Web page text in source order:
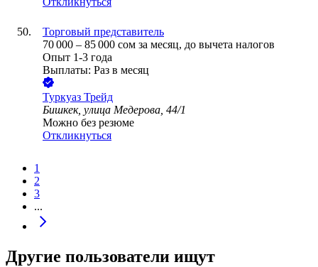
Торговый представитель
70 000 – 85 000 сом за месяц, до вычета налогов
Опыт 1-3 года
Выплаты: Раз в месяц
Туркуаз Трейд
Бишкек, улица Медерова, 44/1
Можно без резюме
Откликнуться
1
2
3
...
Другие пользователи ищут